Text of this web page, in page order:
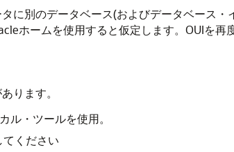
に別のデータベース(およびデータベース
ホームを使用すると仮定します。OUIを
ります。
ル・ツールを使用。
てください